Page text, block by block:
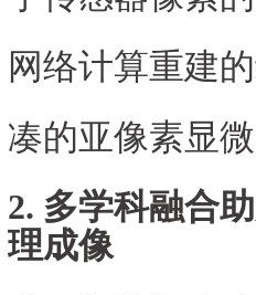
网络计算重建
凑的亚像素显
2. 多学科融合
理成像